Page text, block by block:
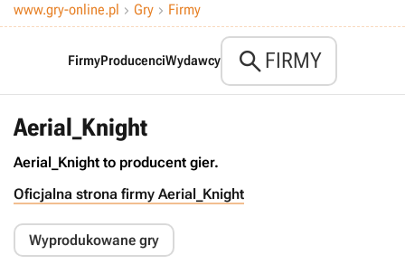
www.gry-online.pl  Gry  Firmy
FirmyProducenciWydawcy FIRMY
Aerial_Knight
Aerial_Knight to producent gier.
Oficjalna strona firmy Aerial_Knight
Wyprodukowane gry